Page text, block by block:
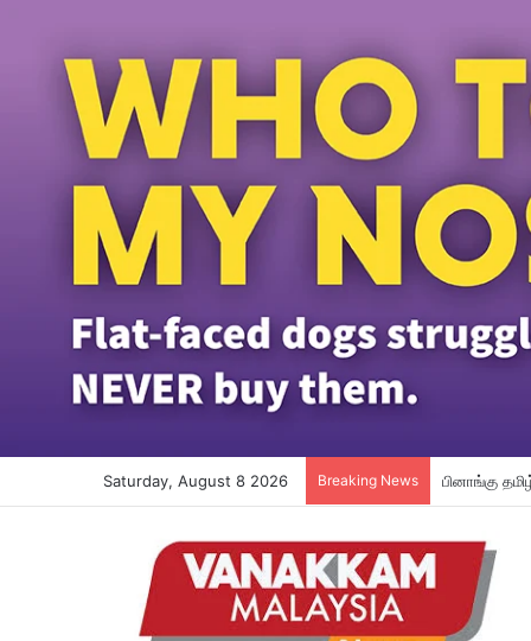
Saturday, August 8 2026 Breaking News பினாங்கு